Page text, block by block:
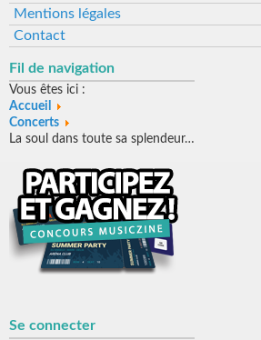
Mentions légales
Contact
Fil de navigation
Vous êtes ici :
Accueil
Concerts
La soul dans toute sa splendeur…
Se connecter